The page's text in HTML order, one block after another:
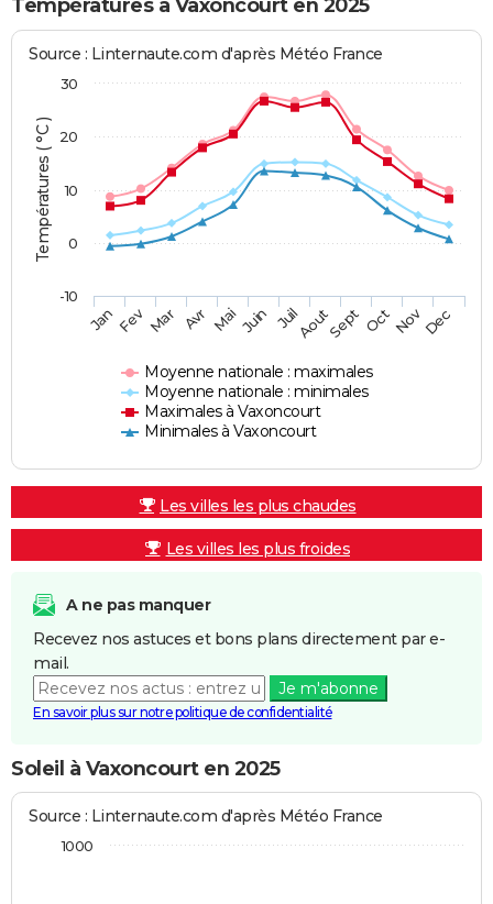
Températures à Vaxoncourt en 2025
Températures ( °C )
Source : Linternaute.com d'après Météo France
Moyenne nationale : maximales
Moyenne nationale : minimales
Maximales à Vaxoncourt
Minimales à Vaxoncourt
JanFev Mar Avr MaiJuin JuilAoutSept OctNovDec
-10
0
10
20
30
Les villes les plus chaudes
Les villes les plus froides
A ne pas manquer
Recevez nos astuces et bons plans directement par e-
mail.
Je m'abonne
En savoir plus sur notre politique de confidentialité
Soleil à Vaxoncourt en 2025
Source : Linternaute.com d'après Météo France
1000